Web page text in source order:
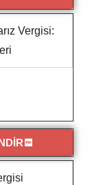
Vergisi:
İNDİR